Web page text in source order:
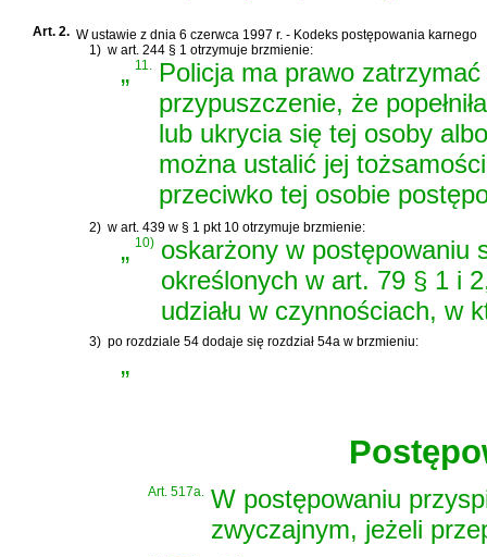
Art. 2. Wustawie z dnia 6 czerwca 1997 r. - Kodeks postępowania karnego
1) w art. 244 § 1 otrzymuje brzmienie:
„11.
Policja ma prawo
przypuszczenie, że
lub ukrycia się tej osoby
można ustalić jej
przeciwko tej osobie
2) w art. 439 w § 1 pkt 10 otrzymuje brzmienie:
„10) oskarżony w postępowaniu
określonych w art. 79 § 1 i
udziału w czynnościach, w
3) po rozdziale 54 dodaje się rozdział 54a w brzmieniu:
„
Art. 517a. W postępowaniu
zwyczajnym, jeżeli